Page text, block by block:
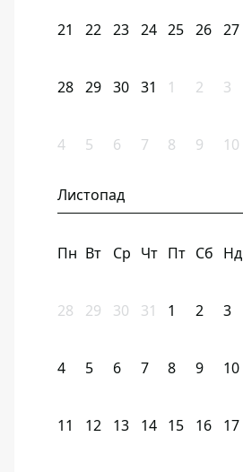
21 22 23 24 25 26 27
28 29 30 31 1 2 3
4 5 6 7 8 9 10
Листопад
Пн Вт Ср Чт Пт Сб Нд
28 29 30 31 1 2 3
4 5 6 7 8 9 10
11 12 13 14 15 16 17